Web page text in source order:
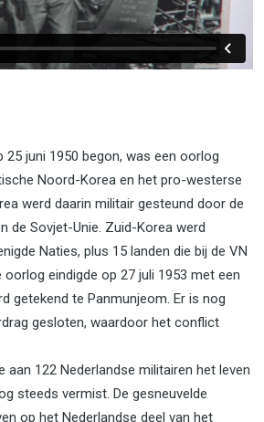
25 juni 1950 begon, was een oorlog
Noord-Korea en het pro-westerse
werd daarin militair gesteund door de
de Sovjet-Unie. Zuid-Korea werd
Naties, plus 15 landen die bij de VN
oorlog eindigde op 27 juli 1953 met een
getekend te Panmunjeom. Er is nog
gesloten, waardoor het conflict
aan 122 Nederlandse militairen het leven
steeds vermist. De gesneuvelde
op het Nederlandse deel van het